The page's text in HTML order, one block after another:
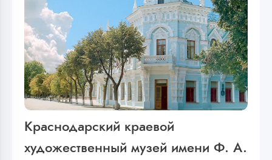
Краснодарский краевой
художественный музей имени Ф. А.